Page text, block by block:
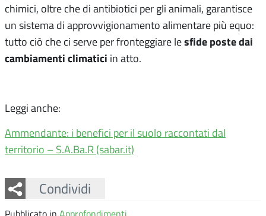
chimici, oltre che di antibiotici per gli animali, garantisce
un sistema di approvvigionamento alimentare più equo:
tutto ciò che ci serve per fronteggiare lesfide poste dai
cambiamenti climatici in atto.
Leggi anche:
Ammendante: i benefici per il suolo raccontati dal
territorio – S.A.Ba.R (sabar.it)
Condividi
Facebook
Twitter
Whatsapp